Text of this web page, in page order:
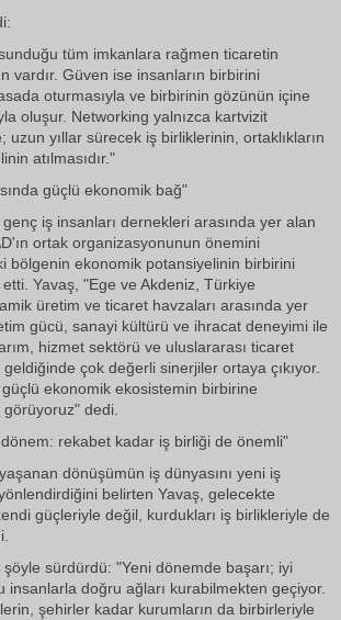
tüm imkanlara rağmen ticaretin
vardır. Güven ise insanların birbirini
oturmasıyla ve birbirinin gözünün içine
oluşur. Networking yalnızca kartvizit
uzun yıllar sürecek iş birliklerinin, ortaklıkların
atılmasıdır."
güçlü ekonomik bağ"
iş insanları dernekleri arasında yer alan
ortak organizasyonunun önemini
bölgenin ekonomik potansiyelinin birbirini
etti. Yavaş, "Ege ve Akdeniz, Türkiye
üretim ve ticaret havzaları arasında yer
gücü, sanayi kültürü ve ihracat deneyimi ile
hizmet sektörü ve uluslararası ticaret
çok değerli sinerjiler ortaya çıkıyor.
ekonomik ekosistemin birbirine
dedi.
rekabet kadar iş birliği de önemli"
dönüşümün iş dünyasını yeni iş
belirten Yavaş, gelecekte
güçleriyle değil, kurdukları iş birlikleriyle de
şöyle sürdürdü: "Yeni dönemde başarı; iyi
insanlarla doğru ağları kurabilmekten geçiyor.
şehirler kadar kurumların da birbirleriyle